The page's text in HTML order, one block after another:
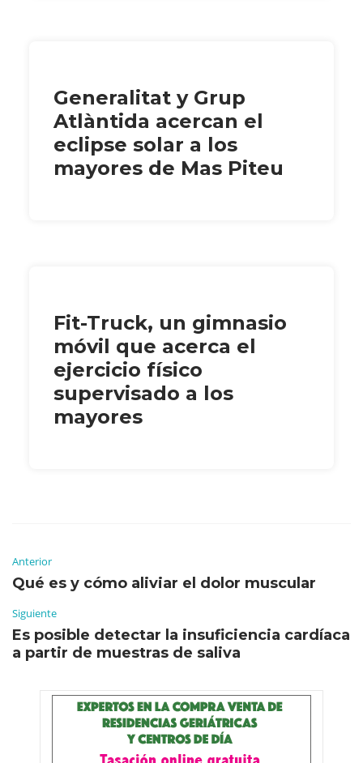
Generalitat y Grup
Atlàntida acercan el
eclipse solar a los
mayores de Mas Piteu
Fit-Truck, un gimnasio
móvil que acerca el
ejercicio físico
supervisado a los
mayores
Anterior
Qué es y cómo aliviar el dolor muscular
Siguiente
Es posible detectar la insuficiencia cardíaca
a partir de muestras de saliva